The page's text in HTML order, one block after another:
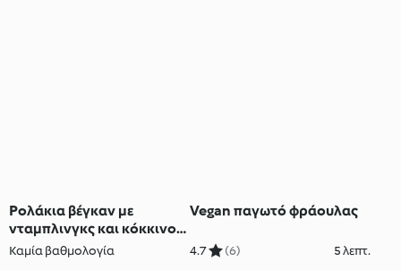
Ρολάκια βέγκαν με
νταμπλινγκς και κόκκινο
κραμπί
Καμία βαθμολογία
Vegan παγωτό φράουλας
4.7 (6) 5 λεπτ.